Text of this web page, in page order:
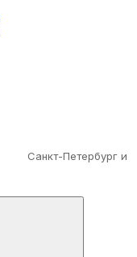
Санкт-Петербург и